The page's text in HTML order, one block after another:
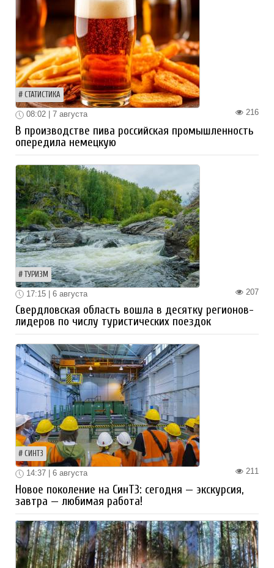
СТАТИСТИКА
216
08:02 | 7 августа
В производстве пива российская промышленность
опередила немецкую
ТУРИЗМ
207
17:15 | 6 августа
Свердловская область вошла в десятку регионов-
лидеров по числу туристических поездок
СИНТЗ
211
14:37 | 6 августа
Новое поколение на СинТЗ: сегодня — экскурсия,
завтра — любимая работа!